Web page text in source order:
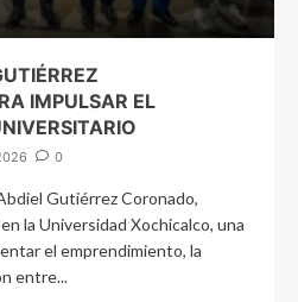
IMPULSAR EL
0
Gutiérrez Coronado,
la Universidad Xochicalco, una
el emprendimiento, la
entre...